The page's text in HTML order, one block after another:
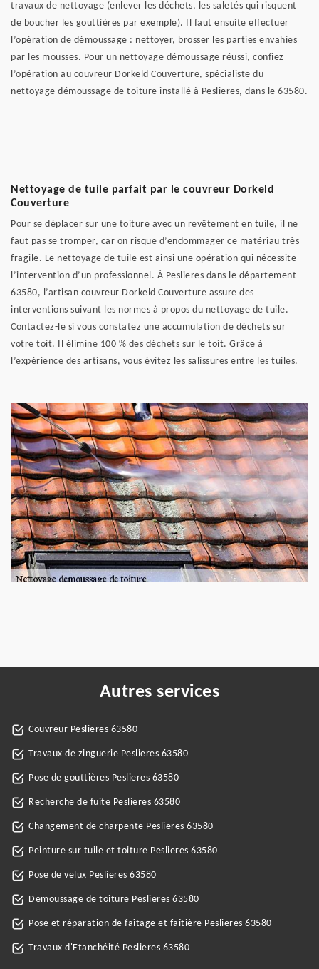
travaux de nettoyage (enlever les déchets, les saletés qui risquent
de boucher les gouttières par exemple). Il faut ensuite effectuer
l’opération de démoussage : nettoyer, brosser les parties envahies
par les mousses. Pour un nettoyage démoussage réussi, confiez
l’opération au couvreur Dorkeld Couverture, spécialiste du
nettoyage démoussage de toiture installé à Peslieres, dans le 63580.
Nettoyage de tuile parfait par le couvreur Dorkeld
Couverture
Pour se déplacer sur une toiture avec un revêtement en tuile, il ne
faut pas se tromper, car on risque d’endommager ce matériau très
fragile. Le nettoyage de tuile est ainsi une opération qui nécessite
l’intervention d’un professionnel. À Peslieres dans le département
63580, l’artisan couvreur Dorkeld Couverture assure des
interventions suivant les normes à propos du nettoyage de tuile.
Contactez-le si vous constatez une accumulation de déchets sur
votre toit. Il élimine 100 % des déchets sur le toit. Grâce à
l’expérience des artisans, vous évitez les salissures entre les tuiles.
Autres services
Couvreur Peslieres 63580
Travaux de zinguerie Peslieres 63580
Pose de gouttières Peslieres 63580
Recherche de fuite Peslieres 63580
Changement de charpente Peslieres 63580
Peinture sur tuile et toiture Peslieres 63580
Pose de velux Peslieres 63580
Demoussage de toiture Peslieres 63580
Pose et réparation de faîtage et faîtière Peslieres 63580
Travaux d'Etanchéité Peslieres 63580